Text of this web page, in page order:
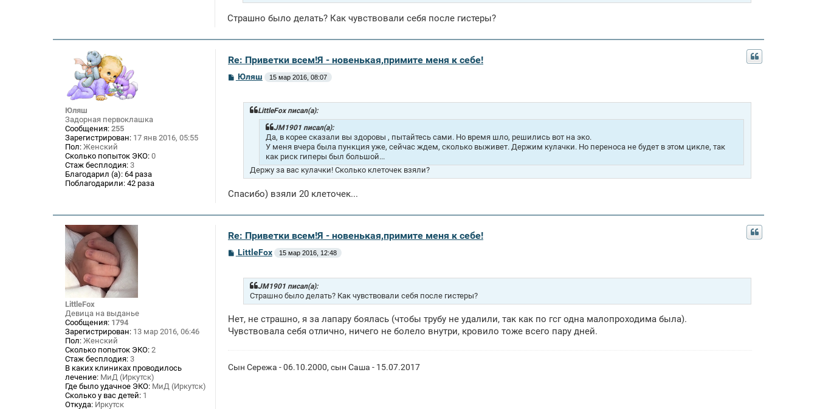
Страшно было делать? Как чувствовали себя после гистеры?
Юляш
Задорная первоклашка
Сообщения: 255
Зарегистрирован: 17 янв 2016, 05:55
Пол: Женский
Сколько попыток ЭКО: 0
Стаж бесплодия: 3
Благодарил (а): 64 раза
Поблагодарили: 42 раза
Re: Приветки всем!Я - новенькая,примите меня к себе!
СЮляш 15 мар 2016, 08:07
LittleFox писал(а):
JM1901 писал(а):
Да, в корее сказали вы здоровы , пытайтесь сами. Но время шло, решились вот на эко.
У меня вчера была пункция уже, сейчас ждем, сколько выживет. Держим кулачки. Но переноса не будет в этом цикле, так
как риск гиперы был большой...
Держу за вас кулачки! Сколько клеточек взяли?
Спасибо) взяли 20 клеточек...
LittleFox
Девица на выданье
Сообщения: 1794
Зарегистрирован: 13 мар 2016, 06:46
Пол: Женский
Сколько попыток ЭКО: 2
Стаж бесплодия: 3
В каких клиниках проводилось
лечение: МиД (Иркутск)
Где было удачное ЭКО: МиД (Иркутск)
Сколько у вас детей: 1
Откуда: Иркутск
Re: Приветки всем!Я - новенькая,примите меня к себе!
С
е
LittleFox 15 мар 2016, 12:48
JM1901 писал(а):
Страшно было делать? Как чувствовали себя после гистеры?
Нет, не страшно, я за лапару боялась (чтобы трубу не удалили, так как по гсг одна малопроходима была).
Чувствовала себя отлично, ничего не болело внутри, кровило тоже всего пару дней.
Сын Сережа - 06.10.2000, сын Саша - 15.07.2017